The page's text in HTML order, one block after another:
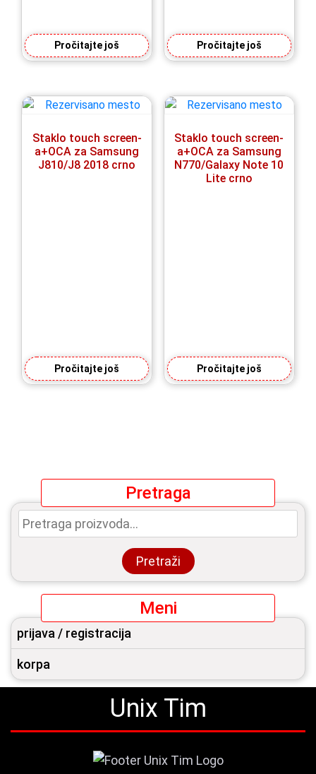
Pročitajte još Pročitajte još
Staklo touch screen-
a+OCA za Samsung
J810/J8 2018 crno
Pročitajte još
Staklo touch screen-
a+OCA za Samsung
N770/Galaxy Note 10
Lite crno
Pročitajte još
Pretraga
Pretraga
za:
Pretraži
Meni
prijava / registracija
korpa
Unix Tim